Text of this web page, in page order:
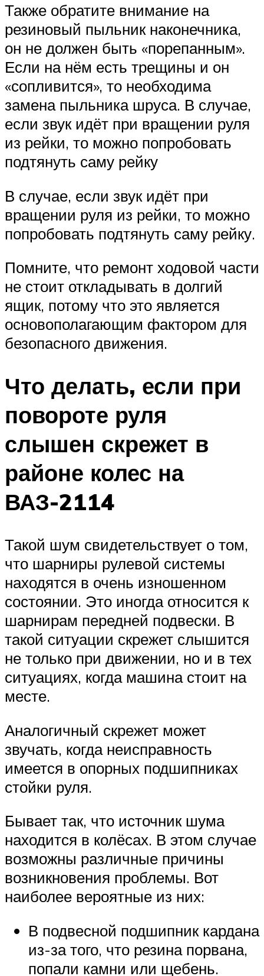
Также обратите внимание на
резиновый пыльник наконечника,
он не должен быть «порепанным».
Если на нём есть трещины и он
«сопливится», то необходима
замена пыльника шруса. В случае,
если звук идёт при вращении руля
из рейки, то можно попробовать
подтянуть саму рейку
В случае, если звук идёт при
вращении руля из рейки, то можно
попробовать подтянуть саму рейку.
Помните, что ремонт ходовой части
не стоит откладывать в долгий
ящик, потому что это является
основополагающим фактором для
безопасного движения.
Что делать, если при
повороте руля
слышен скрежет в
районе колес на
ВАЗ-2114
Такой шум свидетельствует о том,
что шарниры рулевой системы
находятся в очень изношенном
состоянии. Это иногда относится к
шарнирам передней подвески. В
такой ситуации скрежет слышится
не только при движении, но и в тех
ситуациях, когда машина стоит на
месте.
Аналогичный скрежет может
звучать, когда неисправность
имеется в опорных подшипниках
стойки руля.
Бывает так, что источник шума
находится в колёсах. В этом случае
возможны различные причины
возникновения проблемы. Вот
наиболее вероятные из них:
В подвесной подшипник кардана
из-за того, что резина порвана,
попали камни или щебень.